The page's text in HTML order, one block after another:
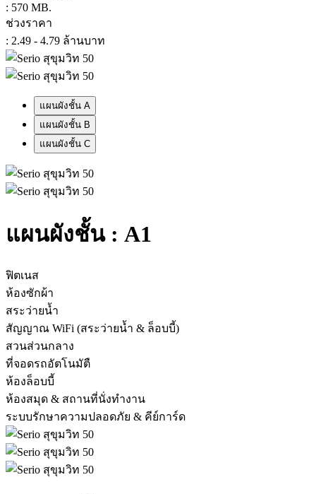
: 570 MB.
ช่วงราคา
: 2.49 - 4.79 ล้านบาท
แผนผังชั้น A
แผนผังชั้น B
แผนผังชั้น C
แผนผังชั้น : A1
ฟิตเนส
ห้องซักผ้า
สระว่ายน้ำ
สัญญาณ WiFi (สระว่ายน้ำ & ล็อบบี้)
สวนส่วนกลาง
ที่จอดรถอัตโนมัตื
ห้องล็อบบี้
ห้องสมุด & สถานที่นั่งทำงาน
ระบบรักษาความปลอดภัย & คีย์การ์ด